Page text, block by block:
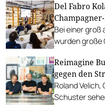
Del Fabro
Bei einer
wurden große
Reimagine
gegen den
Roland
Schuster